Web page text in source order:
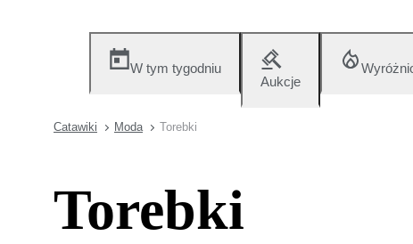
W tym tygodniu
Aukcje
Catawiki Moda Torebki
Torebki